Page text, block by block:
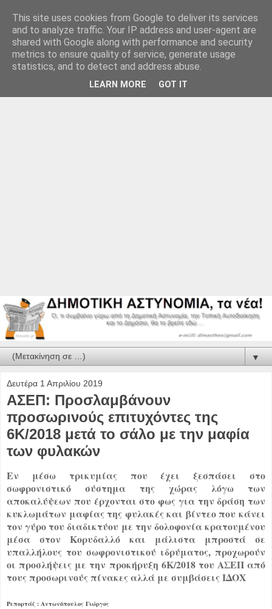
▼
Δευτέρα 1 Απριλίου 2019
ΑΣΕΠ: Προσλαμβάνουν
προσωρινούς επιτυχόντες της
6Κ/2018 μετά το σάλο με την μαφία
των φυλακών
Εν μέσω τρικυμίας που έχει ξεσπάσει στο
σωφρονιστικό σύστημα της χώρας λόγω των
αποκαλύψεων που έρχονται στο φως για την δράση των
κυκλωμάτων μαφίας της φυλακές και βίντεο που κάνει
τον γύρο του διαδικτύου με την δολοφονία κρατουμένου
μέσα στον Κορυδαλλό και μάλιστα μπροστά σε
υπαλλήλους του σωφρονιστικού ιδρύματος, προχωρούν
οι προσλήψεις με την προκήρυξη 6Κ/2018 του ΑΣΕΠ από
τους προσωρινούς πίνακες αλλά με συμβάσεις ΙΔΟΧ
Ρεπορτάζ : Αντωνόπουλος Γιώργος
This site uses cookies from Google to deliver its services
and to analyze traffic. Your IP address and user-agent are
shared with Google along with performance and security
metrics to ensure quality of service, generate usage
statistics, and to detect and address abuse.
LEARN MORE GOT IT